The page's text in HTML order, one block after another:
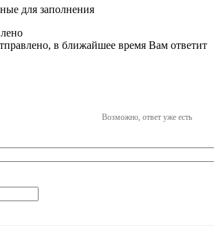
для заполнения
в ближайшее время Вам ответит
Возможно, ответ уже есть